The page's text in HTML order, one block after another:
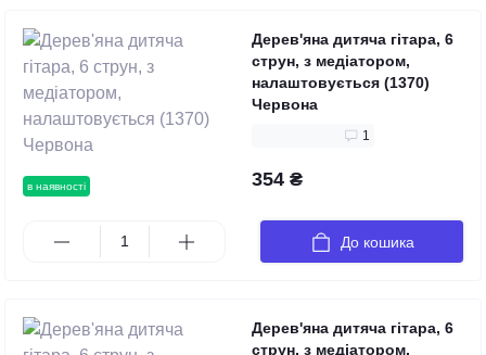
в наявності
Дерев'яна дитяча гітара, 6
струн, з медіатором,
налаштовується (1370)
Червона
1
354 ₴
До кошика
Дерев'яна дитяча гітара, 6
струн, з медіатором,